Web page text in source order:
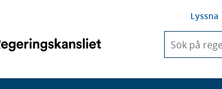
Lyssna
du
skriva